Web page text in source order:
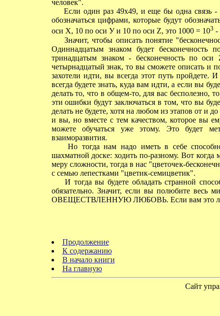
человек".
Если один раз 49х49, и еще бы одна связь -
обозначаться цифрами, которые будут
оси X, 10 по оси У и 10 по оси Z, это 1000 = 103 -
Значит, чтобы описать понятие
Одиннадцатым знаком будет
тринадцатым знаком - бесконечность по
четырнадцатый знак, то вы сможете описать и
захотели идти, вы всегда этот путь
всегда будете знать, куда вам идти, а если вы
делать то, что в общем-то, для вас бесполезно,
эти ошибки будут заключаться в том, что вы
делать не будете, хотя на любом из этапов от и
и вы, но вместе с тем качеством, которое вы
можете обучаться уже этому. Это будет
взаиморазвития.
Но тогда нам надо иметь в себе
шахматной доске: ходить по-разному. Вот
меру сложности, тогда в нас "цветочек-
с семью лепестками "цветик-семицветик".
И тогда вы будете обладать странной
обязательно. Значит, если вы полюбите весь
ОВЕЩЕСТВЛЕННУЮ ЛЮБОВЬ. Если вам это
Продолжение
К содержанию
В начало книги
На главную
Сайт